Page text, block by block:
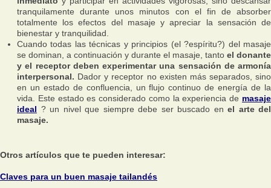
tranquilamente durante unos minutos con el fin de absorber
totalmente los efectos del masaje y apreciar la sensación de
bienestar y tranquilidad.
Cuando todas las técnicas y principios (el ?espíritu?) del masaje
se dominan, a continuación y durante el masaje, tanto el donante
y el receptor deben experimentar una sensación de armonía
interpersonal. Dador y receptor no existen más separados, sino
en un estado de confluencia, un flujo continuo de energía de la
vida. Este estado es considerado como la experiencia de masaje
ideal ? un nivel que siempre debe ser buscado en el arte del
masaje.
Otros artículos que te pueden interesar:
Claves para un buen masaje tailandés